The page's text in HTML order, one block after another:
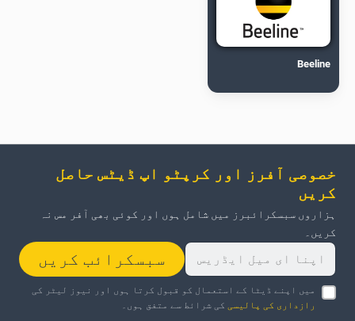
Beeline
خصوصی آفرز اور کرپٹو اپ ڈیٹس حاصل
کریں
ہزاروں سبسکرائبرز میں شامل ہوں اور کوئی بھی آفر مس نہ
کریں۔
سبسکرائب کریں
میں اپنے ڈیٹا کے استعمال کو قبول کرتا ہوں اور نیوز لیٹر کی
رازداری کی پالیسی
کی شرائط سے متفق ہوں۔